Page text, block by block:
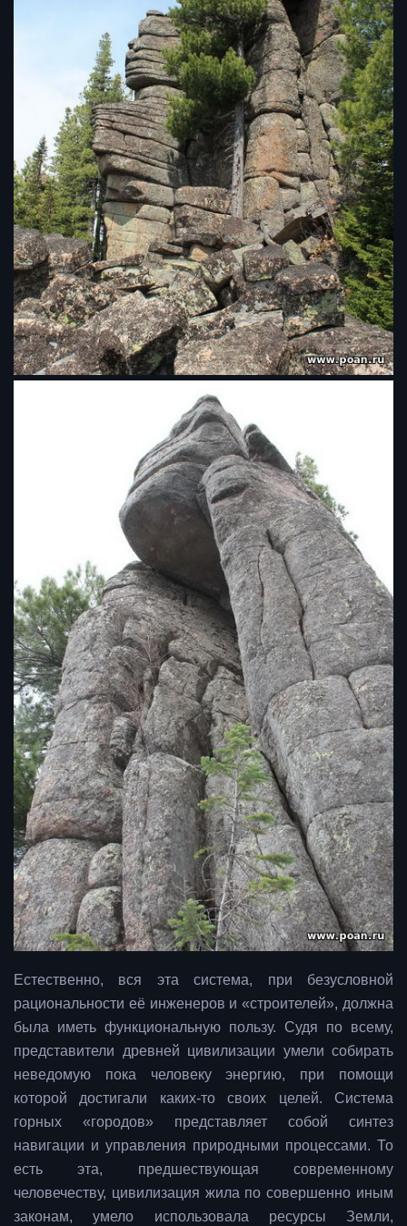
Естественно, вся эта система, при безусловной
рациональности её инженеров и «строителей», должна
была иметь функциональную пользу. Судя по всему,
представители древней цивилизации умели собирать
неведомую пока человеку энергию, при помощи
которой достигали каких-то своих целей. Система
горных «городов» представляет собой синтез
навигации и управления природными процессами. То
есть эта, предшествующая современному
человечеству, цивилизация жила по совершенно иным
законам, умело использовала ресурсы Земли,